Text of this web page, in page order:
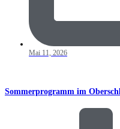
Mai 11, 2026
Sommerprogramm im